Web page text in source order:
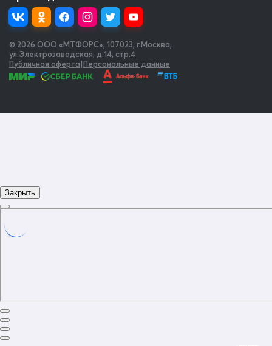
© 2026 OOO «МТФОРС», 107023, г.Москва,
ул.Электрозаводская, д.14, стр.4
Публичная оферта|Персональные данные
Закрыть